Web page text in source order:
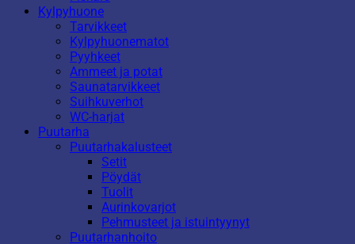
Kylpyhuone
Tarvikkeet
Kylpyhuonematot
Pyyhkeet
Ammeet ja potat
Saunatarvikkeet
Suihkuverhot
WC-harjat
Puutarha
Puutarhakalusteet
Setit
Pöydät
Tuolit
Aurinkovarjot
Pehmusteet ja istuintyynyt
Puutarhanhoito